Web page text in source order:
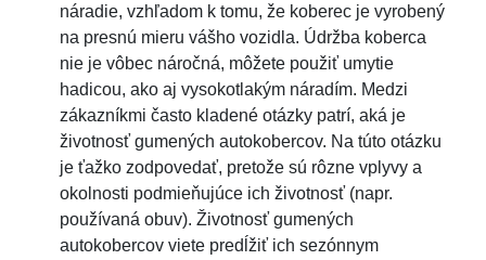
náradie, vzhľadom k tomu, že koberec je vyrobený
na presnú mieru vášho vozidla. Údržba koberca
nie je vôbec náročná, môžete použiť umytie
hadicou, ako aj vysokotlakým náradím. Medzi
zákazníkmi často kladené otázky patrí, aká je
životnosť gumených autokobercov. Na túto otázku
je ťažko zodpovedať, pretože sú rôzne vplyvy a
okolnosti podmieňujúce ich životnosť (napr.
používaná obuv). Životnosť gumených
autokobercov viete predĺžiť ich sezónnym